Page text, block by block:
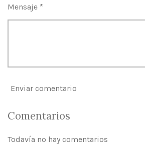
Mensaje *
Enviar comentario
Comentarios
Todavía no hay comentarios